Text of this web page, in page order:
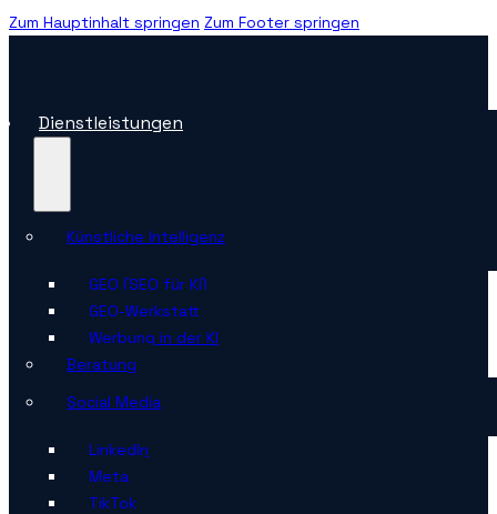
Zum Hauptinhalt springen Zum Footer springen
Dienstleistungen
Künstliche Intelligenz
GEO (SEO für KI)
GEO-Werkstatt
Werbung in der KI
Beratung
Social Media
LinkedIn
Meta
TikTok